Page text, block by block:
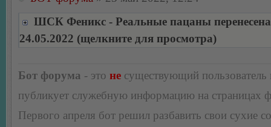
ШСК Феникс - Реальные пацаны
24.05.2022 (щелкните для просмотра)
Бот форума - это не существующий пользователь
публикует служебную информацию на страницах
Первого апреля бот решил разбавить свои сухие